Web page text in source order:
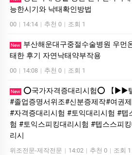
능한시기와 낙태확인방법
00 | 14:14 | 추천 0 | 조회 1
New
부산해운대구중절수술병원 우먼
태한 후기 자연낙태약부작용
00 | 14:08 | 추천 0 | 조회 1
New
⭕️국가자격증대리시험⭕️ 【▶▶
#졸업증명서위조#신분증제작#여권
#자격증대리시험 #토익대리시험 #텝
험 #토익스피킹대리시험 #텝스스피
리시
위조전문-제작전문 | 14:02 | 추천 0 | 조회 1